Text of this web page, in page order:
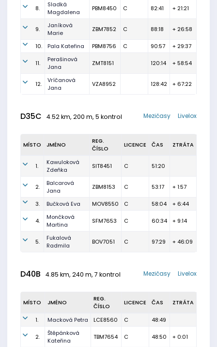
8.
Sladká
Magdalena
PBM8450 C 82:41 + 21:21
9.
Janíková
Marie
ZBM7852 C 88:18 + 26:58
10. Pala Kateřina PBM8756 C 90:57 + 29:37
11.
Perašinová
Jana
ZMT8151 120:14 + 58:54
12.
Vríčanová
Jana
VZA8952 128:42 + 67:22
D35C 4.52 km, 200 m, 5 kontrol Livelox
Mezičasy
MÍSTO JMÉNO
REG.
ČÍSLO
LICENCE ČAS ZTRÁTA
1.
Kawuloková
Zdeňka
SIT8451 C 51:20
2.
Balcarová
Jana
ZBM8153 C 53:17 + 1:57
3. Bučková Eva MOV8550 C 58:04 + 6:44
4.
Mončková
Martina
SFM7653 C 60:34 + 9:14
5.
Fukalová
Radmila
BOV7051 C 97:29 + 46:09
D40B 4.85 km, 240 m, 7 kontrol Livelox
Mezičasy
MÍSTO JMÉNO
REG.
ČÍSLO
LICENCE ČAS ZTRÁTA
1. Macková Petra LCE8560 C 48:49
2.
Štěpánková
Kateřina
TBM7654 C 48:50 + 0:01